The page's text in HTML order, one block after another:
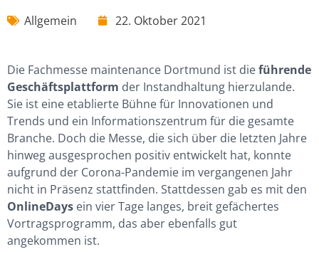
Allgemein 22. Oktober 2021
Die Fachmesse maintenance Dortmund ist dieführende
Geschäftsplattform der Instandhaltung hierzulande.
Sie ist eine etablierte Bühne für Innovationen und
Trends und ein Informationszentrum für die gesamte
Branche. Doch die Messe, die sich über die letzten Jahre
hinweg ausgesprochen positiv entwickelt hat, konnte
aufgrund der Corona-Pandemie im vergangenen Jahr
nicht in Präsenz stattfinden. Stattdessen gab es mit den
OnlineDays ein vier Tage langes, breit gefächertes
Vortragsprogramm, das aber ebenfalls gut
angekommen ist.